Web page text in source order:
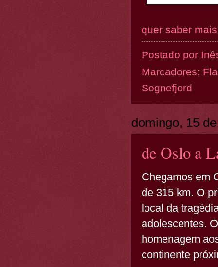
quer saber
Postado por
Marcadores:
Sognefjord
domingo, 15
de Oslo a
Chegamos em
de 315 km. O
local da
adolescentes.
homenagem
continente